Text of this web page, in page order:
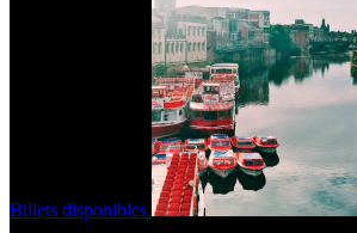
Billets disponibles